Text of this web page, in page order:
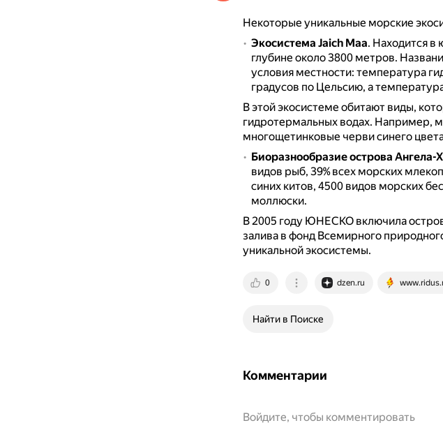
Некоторые уникальные морские
Экосистема Jaich Maa. Находится в
глубине около 3800 метров.
условия местности: температура
градусов по Цельсию, а
В этой экосистеме обитают виды,
гидротермальных водах. Например,
многощетинковые черви синего
Биоразнообразие острова Ангела-
видов рыб, 39% всех морских
синих китов, 4500 видов морских
моллюски.
В 2005 году ЮНЕСКО включила
залива в фонд Всемирного
уникальной экосистемы.
0 dzen.ru
Найти в Поиске
Комментарии
Войдите, чтобы комментировать